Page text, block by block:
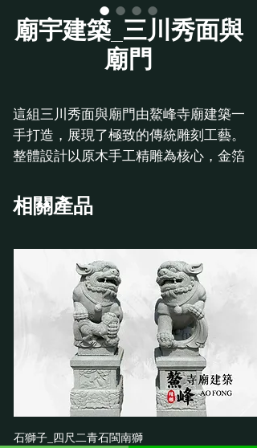
廟宇建築_三川秀面與
廟門
這組三川秀面與廟門由鰲峰寺廟建築一
手打造，展現了極致的傳統雕刻工藝。
整體設計以原木手工精雕為核心，金箔
兩側石雕對聯與門扇木雕相互輝映，不
了從工廠選材、精密雕琢到現場安裝的
一條龍專業服務。
相關產品
石獅子_四尺二青石閩南獅